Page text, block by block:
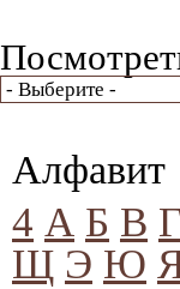
Алфавит
4 А Б В
Щ Э Ю